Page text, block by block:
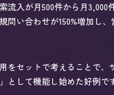
流入が月500件から月3,000
問い合わせが150%増加し
をセットで考えることで、
として機能し始めた好例で